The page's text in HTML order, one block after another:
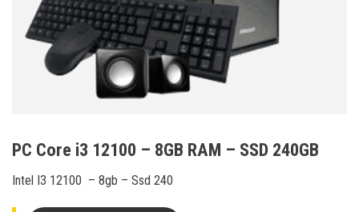
PC Core i3 12100 – 8GB RAM – SSD 240GB
Intel I3 12100 – 8gb – Ssd 240